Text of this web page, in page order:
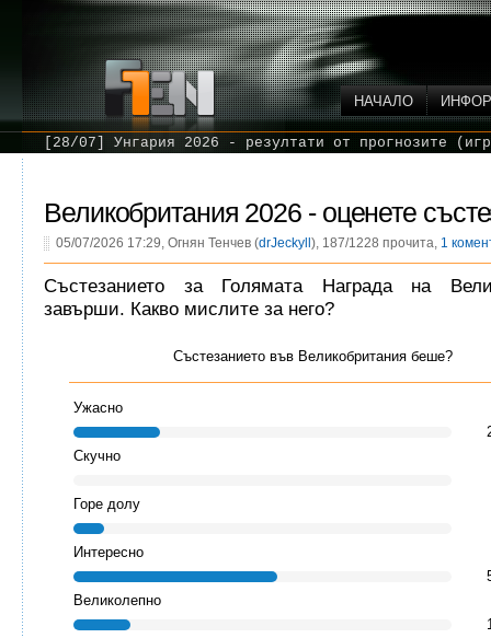
НАЧАЛО
[28/07] Унгария 2026 - резултати от прогнозите
Великобритания 2026 - оценете
05/07/2026 17:29, Огнян Тенчев (drJeckyll ), 187/1228 прочита, 1
Състезанието за Голямата Награда на
завърши. Какво мислите за него?
Състезанието във Великобритания беше?
Ужасно
Скучно
Горе долу
Интересно
Великолепно